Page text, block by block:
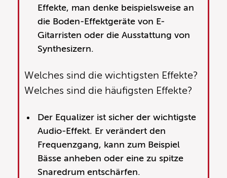
Effekte, man denke beispielsweise an
die Boden-Effektgeräte von E-
Gitarristen oder die Ausstattung von
Synthesizern.
Welches sind die wichtigsten Effekte?
Welches sind die häufigsten Effekte?
Der Equalizer ist sicher der wichtigste
Audio-Effekt. Er verändert den
Frequenzgang, kann zum Beispiel
Bässe anheben oder eine zu spitze
Snaredrum entschärfen.